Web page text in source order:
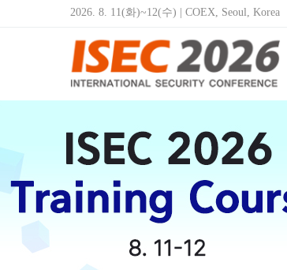
2026. 8. 11(화)~12(수) | COEX, Seoul, Korea
2026년 8